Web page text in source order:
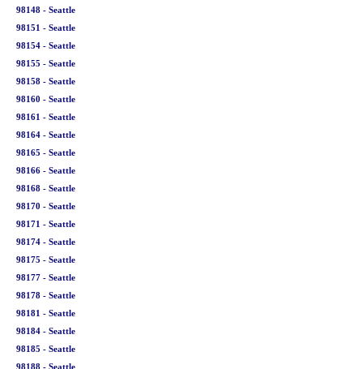
98148 - Seattle
98151 - Seattle
98154 - Seattle
98155 - Seattle
98158 - Seattle
98160 - Seattle
98161 - Seattle
98164 - Seattle
98165 - Seattle
98166 - Seattle
98168 - Seattle
98170 - Seattle
98171 - Seattle
98174 - Seattle
98175 - Seattle
98177 - Seattle
98178 - Seattle
98181 - Seattle
98184 - Seattle
98185 - Seattle
98188 - Seattle